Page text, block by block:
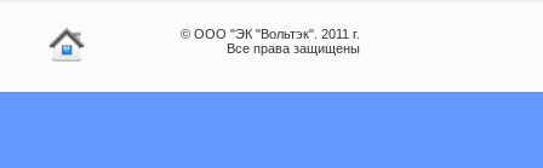
© ООО "ЭК "Вольтэк". 2011 г.
Все права защищены